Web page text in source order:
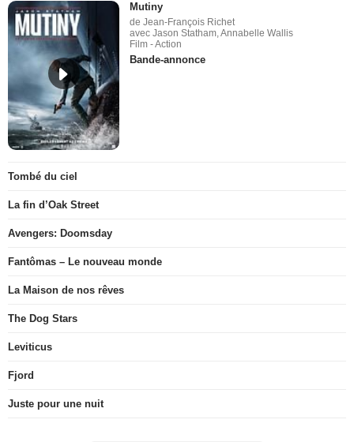
Mutiny
de Jean-François Richet
avec Jason Statham, Annabelle Wallis
Film - Action
Bande-annonce
Tombé du ciel
La fin d’Oak Street
Avengers: Doomsday
Fantômas – Le nouveau monde
La Maison de nos rêves
The Dog Stars
Leviticus
Fjord
Juste pour une nuit